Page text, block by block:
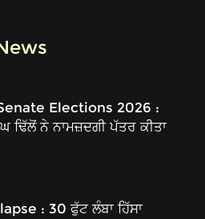
Elections 2026 :
ਢਿੱਲੋਂ ਨੇ ਨਾਮਜ਼ਦਗੀ ਪੱਤਰ ਕੀਤਾ
: 30 ਫੁੱਟ ਲੰਬਾ ਹਿੱਸਾ